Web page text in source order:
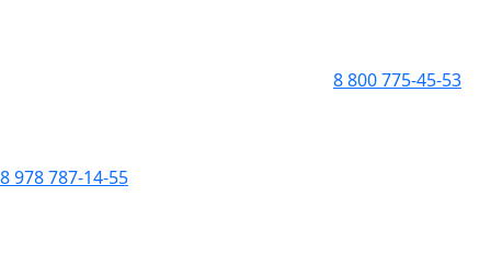
8 800 775-45-53
8 978 787-14-55